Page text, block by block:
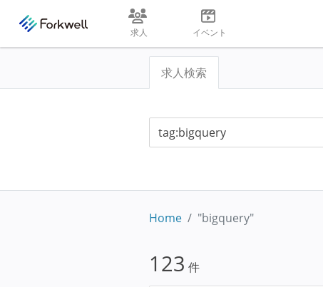
求人 イベント
求人検索
Home "bigquery"
123 件